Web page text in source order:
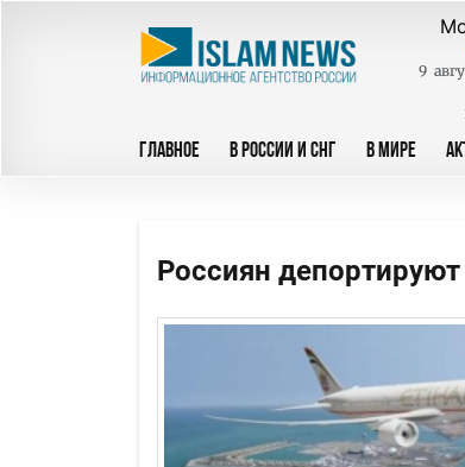
9
ГЛАВНОЕ В РОССИИ И СНГ В МИРЕ
Россиян